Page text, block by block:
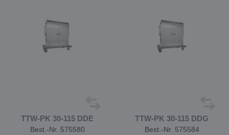
TTW-PK 30-115 DDE
Best.-Nr. 575580
TTW-PK 30-115 DDG
Best.-Nr. 575584